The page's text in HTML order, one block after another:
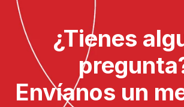
¿Tienes
Envíanos un